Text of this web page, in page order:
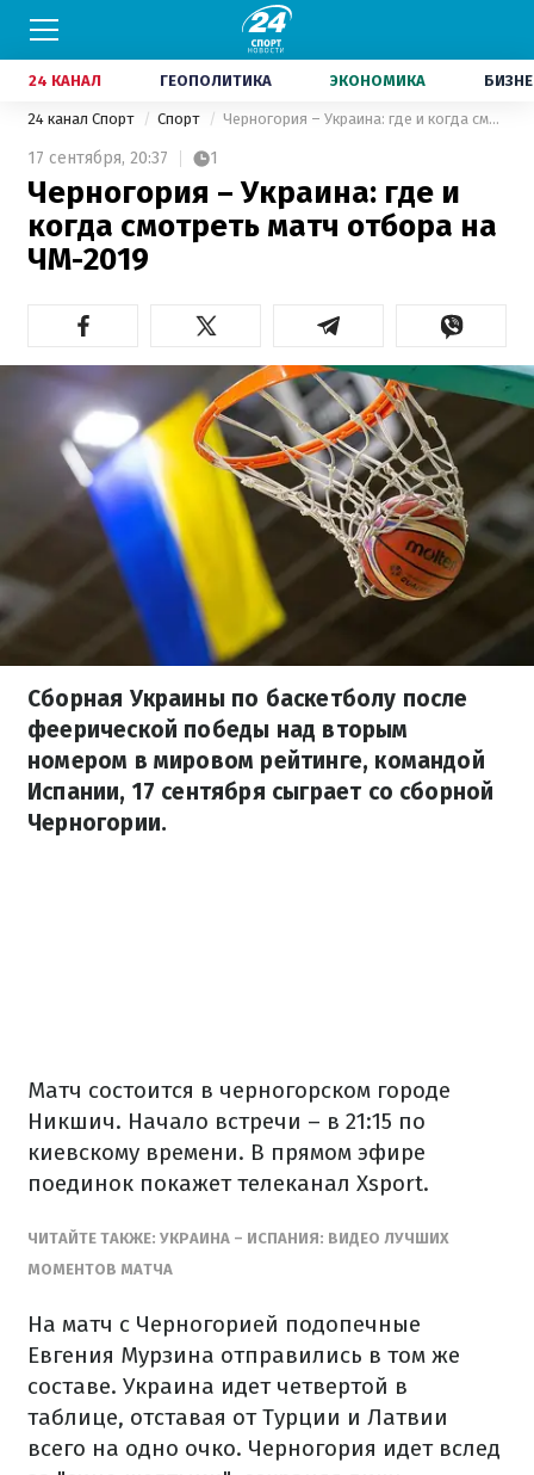
24 КАНАЛ ГЕОПОЛИТИКА ЭКОНОМИКА
24 канал Спорт Спорт Черногория – Украина: где и когда смотреть матч отбора на ЧМ-2019
17 сентября, 20:37 1
Черногория – Украина: где и
когда смотреть матч отбора на
ЧМ-2019
Сборная Украины по баскетболу после
феерической победы над вторым
номером в мировом рейтинге, командой
Испании, 17 сентября сыграет со сборной
Черногории.
Матч состоится в черногорском городе
Никшич. Начало встречи – в 21:15 по
киевскому времени. В прямом эфире
поединок покажет телеканал Xsport.
ЧИТАЙТЕ ТАКЖЕ: УКРАИНА – ИСПАНИЯ: ВИДЕО ЛУЧШИХ
МОМЕНТОВ МАТЧА
На матч с Черногорией подопечные
Евгения Мурзина отправились в том же
составе. Украина идет четвертой в
таблице, отставая от Турции и Латвии
всего на одно очко. Черногория идет вслед